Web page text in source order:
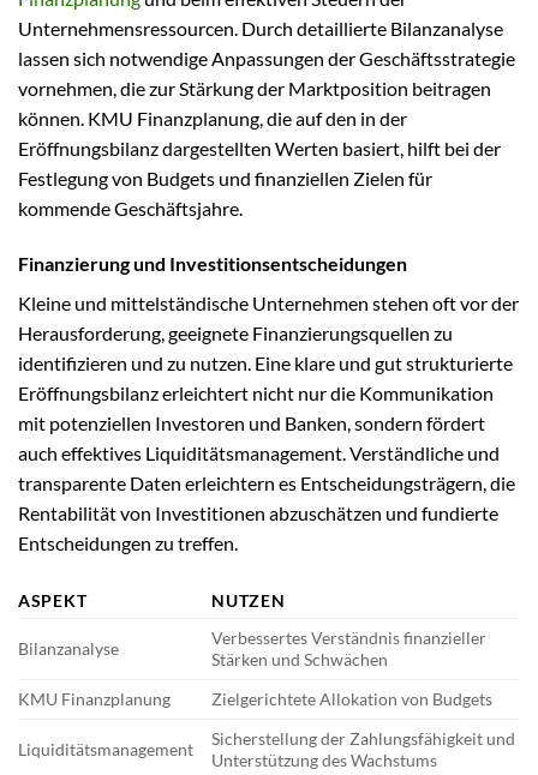
Unternehmensressourcen. Durch detaillierte Bilanzanalyse
lassen sich notwendige Anpassungen der Geschäftsstrategie
vornehmen, die zur Stärkung der Marktposition beitragen
können. KMU Finanzplanung, die auf den in der
Eröffnungsbilanz dargestellten Werten basiert, hilft bei der
Festlegung von Budgets und finanziellen Zielen für
kommende Geschäftsjahre.
Finanzierung und Investitionsentscheidungen
Kleine und mittelständische Unternehmen stehen oft vor der
Herausforderung, geeignete Finanzierungsquellen zu
identifizieren und zu nutzen. Eine klare und gut strukturierte
Eröffnungsbilanz erleichtert nicht nur die Kommunikation
mit potenziellen Investoren und Banken, sondern fördert
auch effektives Liquiditätsmanagement. Verständliche und
transparente Daten erleichtern es Entscheidungsträgern, die
Rentabilität von Investitionen abzuschätzen und fundierte
Entscheidungen zu treffen.
ASPEKT NUTZEN
Bilanzanalyse
Verbessertes Verständnis finanzieller
Stärken und Schwächen
KMU Finanzplanung
Zielgerichtete Allokation von Budgets
Liquiditätsmanagement
Sicherstellung der Zahlungsfähigkeit und
Unterstützung des Wachstums